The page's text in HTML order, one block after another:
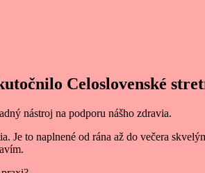
Celoslovenské
nástroj na podporu nášho zdravia.
Je to naplnené od rána až do večera